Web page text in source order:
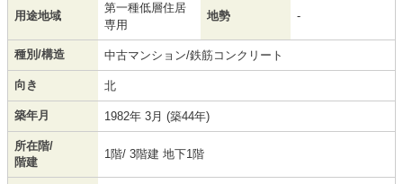
用途地域
第一種低層住居
専用
地勢 -
種別/構造 中古マンション/鉄筋コンクリート
向き 北
築年月 1982年 3月 (築44年)
所在階/
階建
1階/ 3階建 地下1階